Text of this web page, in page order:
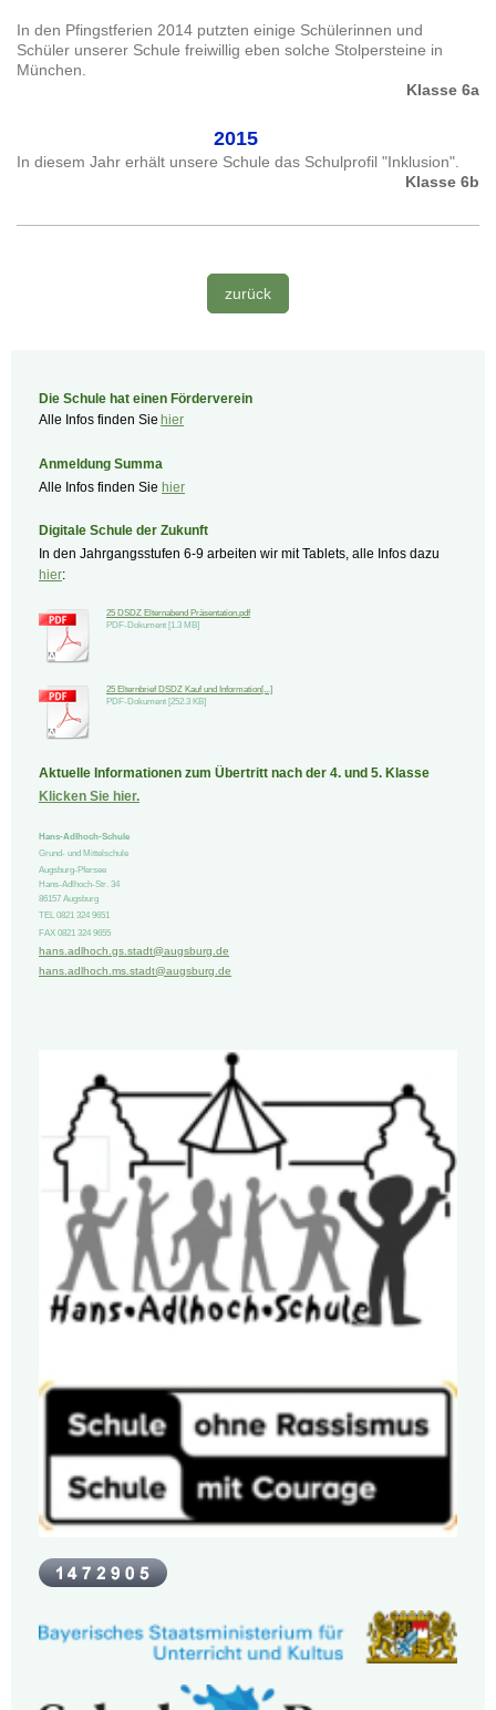
In den Pfingstferien 2014 putzten einige Schülerinnen und
Schüler unserer Schule freiwillig eben solche Stolpersteine in
München.
Klasse 6a
2015
In diesem Jahr erhält unsere Schule das Schulprofil "Inklusion".
Klasse 6b
zurück
Die Schule hat einen Förderverein
Alle Infos finden Sie hier
Anmeldung Summa
Alle Infos finden Sie hier
Digitale Schule der Zukunft
In den Jahrgangsstufen 6-9 arbeiten wir mit Tablets, alle Infos dazu
hier:
25 DSDZ Elternabend Präsentation.pdf
PDF-Dokument [1.3 MB]
25 Elternbrief DSDZ Kauf und Information[...]
PDF-Dokument [252.3 KB]
Aktuelle Informationen zum Übertritt nach der 4. und 5. Klasse
Klicken Sie hier.
Hans-Adlhoch-Schule
Grund- und Mittelschule
Augsburg-Pfersee
Hans-Adlhoch-Str. 34
86157 Augsburg
TEL 0821 324 9651
FAX 0821 324 9655
hans.adlhoch.gs.stadt@augsburg.de
hans.adlhoch.ms.stadt@augsburg.de